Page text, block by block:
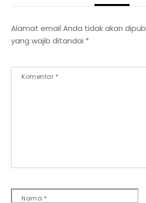
Alamat email Anda tidak akan
yang wajib ditandai *
Komentar *
Nama *